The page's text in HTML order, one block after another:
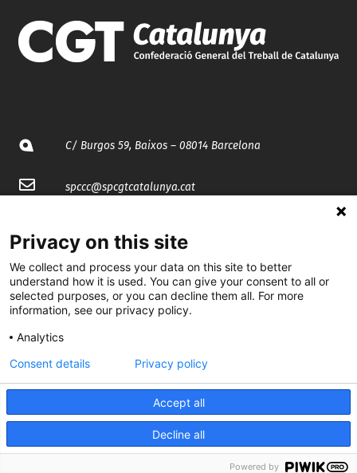
C/ Burgos 59, Baixos – 08014 Barcelona
spccc@spcgtcatalunya.cat
@CGTCatalunya
cgtcatalunya
CGTCatalunya
cgtcatalunya
Desenvolupat per
Privacy on this site
We collect and process your data on this site to better
understand how it is used. You can give your consent to all or
selected purposes, or you can decline them all. For more
information, see our privacy policy.
Analytics
Accept all
Decline all
Consent details Privacy policy
Powered by